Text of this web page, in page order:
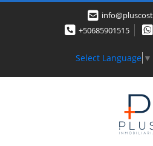
+50685901515
Select Language ▼